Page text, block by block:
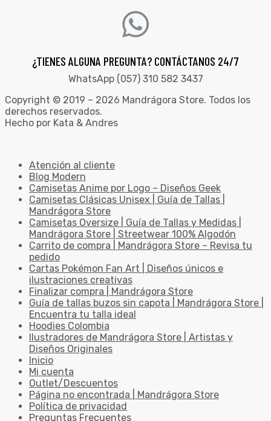
¿TIENES ALGUNA PREGUNTA? CONTÁCTANOS 24/7
WhatsApp (057) 310 582 3437
Copyright © 2019 – 2026 Mandrágora Store. Todos los
derechos reservados.
Hecho por Kata & Andres
Atención al cliente
Blog Modern
Camisetas Anime por Logo – Diseños Geek
Camisetas Clásicas Unisex | Guía de Tallas |
Mandrágora Store
Camisetas Oversize | Guía de Tallas y Medidas |
Mandrágora Store | Streetwear 100% Algodón
Carrito de compra | Mandrágora Store – Revisa tu
pedido
Cartas Pokémon Fan Art | Diseños únicos e
ilustraciones creativas
Finalizar compra | Mandrágora Store
Guía de tallas buzos sin capota | Mandrágora Store |
Encuentra tu talla ideal
Hoodies Colombia
Ilustradores de Mandrágora Store | Artistas y
Diseños Originales
Inicio
Mi cuenta
Outlet/Descuentos
Página no encontrada | Mandrágora Store
Política de privacidad
Preguntas Frecuentes